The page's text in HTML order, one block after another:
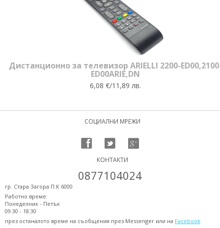
Дистанционно за телевизор ARIELLI 2200-
ED00ARIE,DN
6,08 €/11,89 лв.
СОЦИАЛНИ МРЕЖИ
КОНТАКТИ
0877104024
гр. Стара Загора П.К 6000
Работно време:
Понеделник - Петък
09:30 - 18:30
през останалото време на съобщения през Messenger или на Facebook